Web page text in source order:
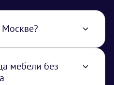
Москве?
логистика
мебели без